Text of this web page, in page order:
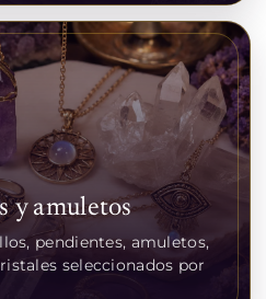
y amuletos
pendientes, amuletos,
seleccionados por